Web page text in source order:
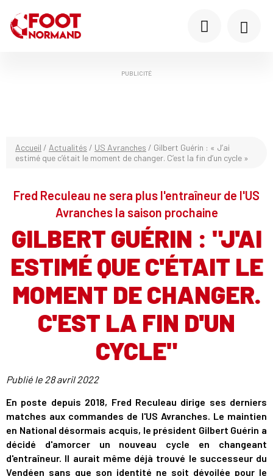
PUBLICITÉ
Accueil / Actualités / US Avranches / Gilbert Guérin : « J’ai
estimé que c’était le moment de changer. C’est la fin d’un cycle »
Fred Reculeau ne sera plus l'entraîneur de l'US
Avranches la saison prochaine
GILBERT GUÉRIN : "J'AI
ESTIMÉ QUE C'ÉTAIT LE
MOMENT DE CHANGER.
C'EST LA FIN D'UN
CYCLE"
Publié le 28 avril 2022
En poste depuis 2018, Fred Reculeau dirige ses derniers
matches aux commandes de l'US Avranches. Le maintien
en National désormais acquis, le président Gilbert Guérin a
décidé d'amorcer un nouveau cycle en changeant
d'entraîneur. Il aurait même déjà trouvé le successeur du
Vendéen sans que son identité ne soit dévoilée pour le